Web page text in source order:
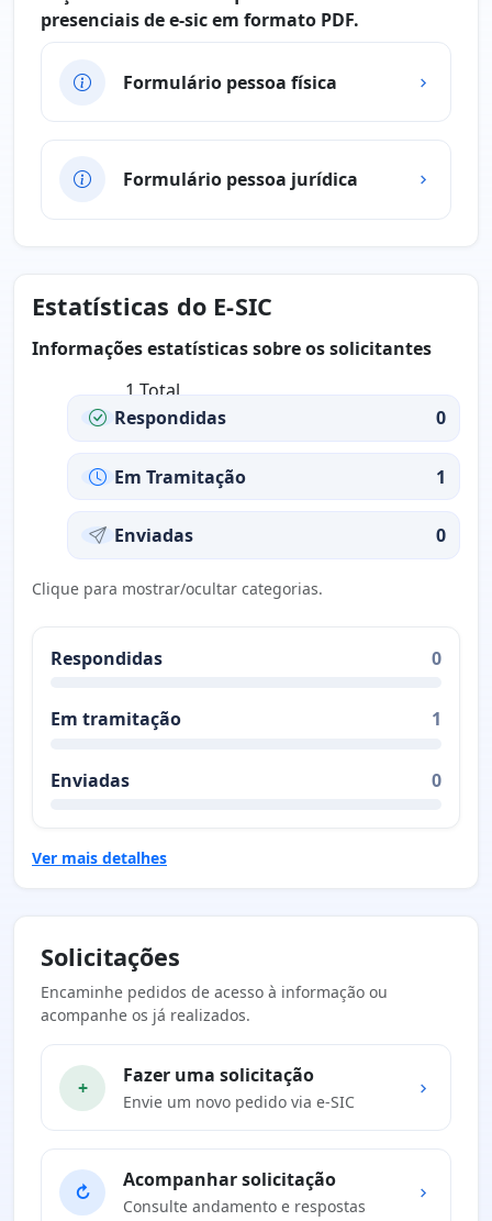
presenciais de e-sic em formato PDF.
Formulário pessoa física
Formulário pessoa jurídica
Estatísticas do E-SIC
Informações estatísticas sobre os solicitantes
1 Total
Respondidas
0
Em Tramitação 1
Enviadas 0
Clique para mostrar/ocultar categorias.
Respondidas 0
Em tramitação 1
Enviadas 0
Ver mais detalhes
Solicitações
Encaminhe pedidos de acesso à informação ou
acompanhe os já realizados.
+
Fazer uma solicitação
Envie um novo pedido via e-SIC
↻
Acompanhar solicitação
Consulte andamento e respostas